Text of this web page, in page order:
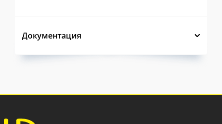
Документация